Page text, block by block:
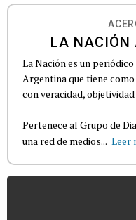
LA NACIÓN
La Nación es un
Argentina que tiene
con veracidad,
Pertenece al Grupo de
una red de medios... Leer